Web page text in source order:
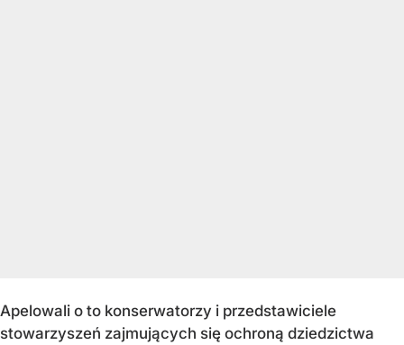
Apelowali o to konserwatorzy i przedstawiciele
stowarzyszeń zajmujących się ochroną dziedzictwa